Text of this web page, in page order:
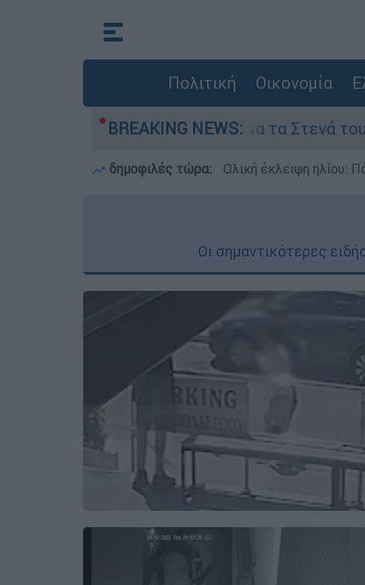
Πολιτική Οικονομία
BREAKING NEWS:
της Τεχεράνης για τα Στενά του Ορμούζ
δημοφιλές τώρα: Ολική έκλειψη ηλίου:
Οι σημαντικότερες